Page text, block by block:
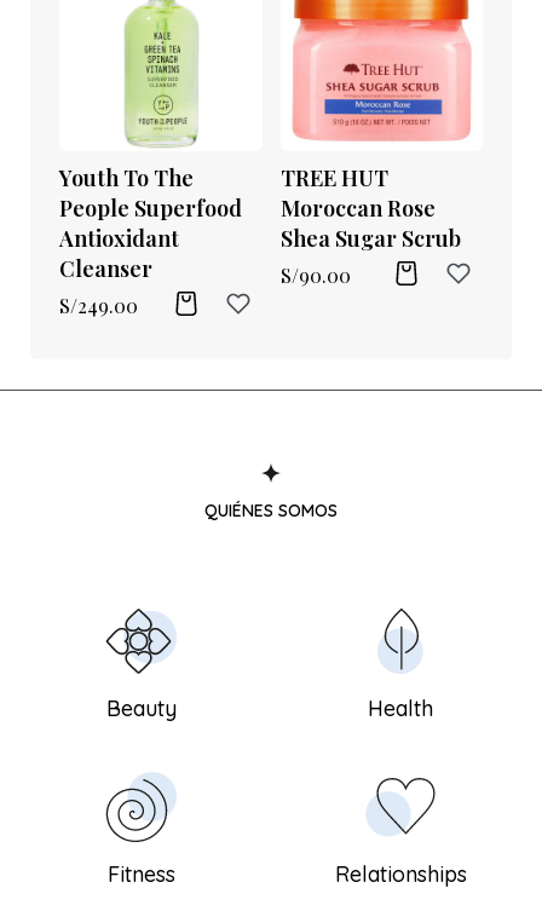
Youth To The
People Superfood
Antioxidant
Cleanser
S/249.00
TREE HUT
Moroccan Rose
Shea Sugar Scrub
S/90.00
QUIÉNES SOMOS
Beauty Health
Fitness Relationships